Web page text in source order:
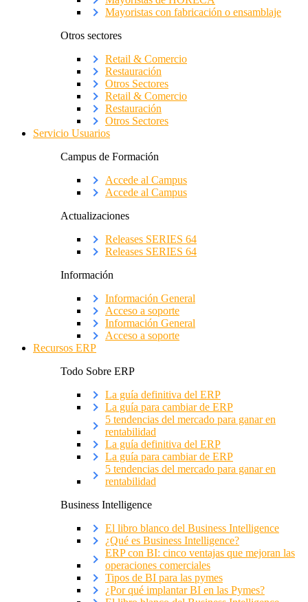
Mayoristas con fabricación o ensamblaje
Otros sectores
Retail & Comercio
Restauración
Otros Sectores
Retail & Comercio
Restauración
Otros Sectores
Servicio Usuarios
Campus de Formación
Accede al Campus
Accede al Campus
Actualizaciones
Releases SERIES 64
Releases SERIES 64
Información
Información General
Acceso a soporte
Información General
Acceso a soporte
Recursos ERP
Todo Sobre ERP
La guía definitiva del ERP
La guía para cambiar de ERP
5 tendencias del mercado para ganar en
rentabilidad
La guía definitiva del ERP
La guía para cambiar de ERP
5 tendencias del mercado para ganar en
rentabilidad
Business Intelligence
El libro blanco del Business Intelligence
¿Qué es Business Intelligence?
ERP con BI: cinco ventajas que mejoran las
operaciones comerciales
Tipos de BI para las pymes
¿Por qué implantar BI en las Pymes?